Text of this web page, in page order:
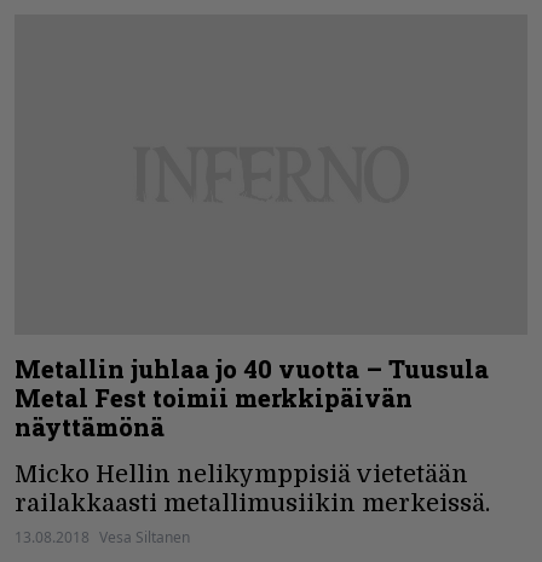
Metallin juhlaa jo 40 vuotta – Tuusula
Metal Fest toimii merkkipäivän
näyttämönä
Micko Hellin nelikymppisiä vietetään
railakkaasti metallimusiikin merkeissä.
13.08.2018 Vesa Siltanen